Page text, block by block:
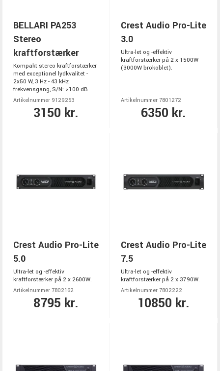
BELLARI PA253
Stereo
kraftforstærker
Kompakt stereo kraftforstærker
med exceptionel lydkvalitet -
2x50 W, 3 Hz - 43 kHz
frekvensgang, S/N: >100 dB
Artikelnummer 9129253
3150 kr.
Crest Audio Pro-Lite
3.0
Ultra-let og -effektiv
kraftforstærker på 2 x 1500W
(3000W brokoblet).
Artikelnummer 7801272
6350 kr.
Crest Audio Pro-Lite
5.0
Ultra-let og -effektiv
kraftforstærker på 2 x 2600W.
Artikelnummer 7802162
8795 kr.
Crest Audio Pro-Lite
7.5
Ultra-let og -effektiv
kraftforstærker på 2 x 3790W.
Artikelnummer 7802222
10850 kr.